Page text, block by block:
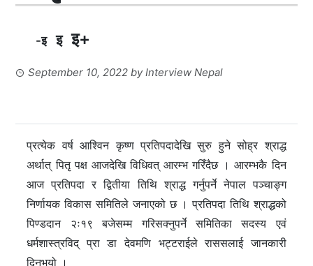
-इ इ इ+
September 10, 2022 byInterview Nepal
प्रत्येक वर्ष आश्विन कृष्ण प्रतिपदादेखि सुरु हुने सोह्र श्राद्ध
अर्थात् पितृ पक्ष आजदेखि विधिवत् आरम्भ गरिँदैछ । आरम्भकै दिन
आज प्रतिपदा र द्वितीया तिथि श्राद्ध गर्नुपर्ने नेपाल पञ्चाङ्ग
निर्णायक विकास समितिले जनाएको छ । प्रतिपदा तिथि श्राद्धको
पिण्डदान २ः१९ बजेसम्म गरिसक्नुपर्ने समितिका सदस्य एवं
धर्मशास्त्रविद् प्रा डा देवमणि भट्टराईले राससलाई जानकारी
दिनुभयो ।